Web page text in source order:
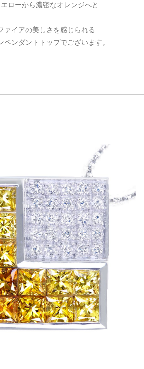
ローから濃密なオレンジへと
ァイアの美しさを感じられる
ペンダントトップでございます。